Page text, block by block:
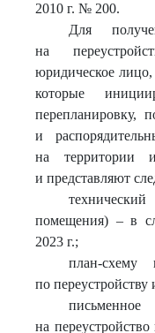
2010 г. № 200.
Для
на
юридическое
которые
перепланировку,
и
на территории
и представляют
помещения) – в
2023 г.;
план-схему
по
на